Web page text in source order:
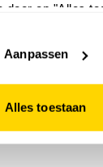
door op "Alles
Aanpassen
Alles toestaan